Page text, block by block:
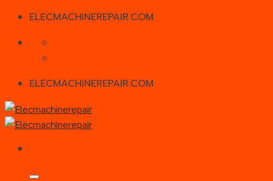
Skip
content
ELECMACHINEREPAIR.COM
ELECMACHINEREPAIR.COM